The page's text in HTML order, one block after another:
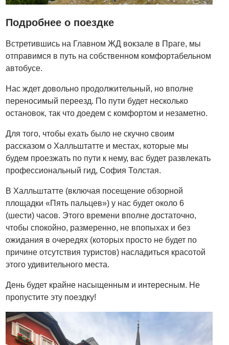
Подробнее о поездке
Встретившись на Главном ЖД вокзале в Праге, мы
отправимся в путь на собственном комфортабельном
автобусе.
Нас ждет довольно продолжительный, но вполне
переносимый переезд. По пути будет несколько
остановок, так что доедем с комфортом и незаметно.
Для того, чтобы ехать было не скучно своим
рассказом о Халльштатте и местах, которые мы
будем проезжать по пути к нему, вас будет развлекать
профессиональный гид, София Толстая.
В Халльштатте (включая посещение обзорной
площадки «Пять пальцев») у нас будет около 6
(шести) часов. Этого времени вполне достаточно,
чтобы спокойно, размеренно, не впопыхах и без
ожидания в очередях (которых просто не будет по
причине отсутствия туристов) насладиться красотой
этого удивительного места.
День будет крайне насыщенным и интересным. Не
пропустите эту поездку!